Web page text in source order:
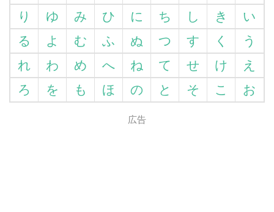
り
ゆ み ひ に ち し き
い
る
よ む ふ ぬ つ す く
う
れ
わ め へ ね て せ け
え
ろ
を も ほ の と そ こ お
広告